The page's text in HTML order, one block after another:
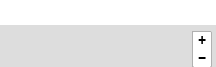
+
−